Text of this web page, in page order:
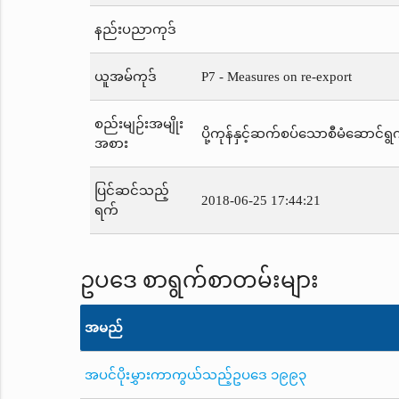
နည်းပညာကုဒ်
ယူအမ်ကုဒ် P7 - Measures on re-export
စည်းမျဉ်းအမျိုး
အစား
ပို့ကုန်နှင့်ဆက်စပ်သောစီမံဆောင်ရွက်
ပြင်ဆင်သည့်
ရက်
2018-06-25 17:44:21
ဥပဒေ စာရွက်စာတမ်းများ
အမည်
အပင်ပိုးမွှားကာကွယ်သည့်ဥပဒေ ၁၉၉၃